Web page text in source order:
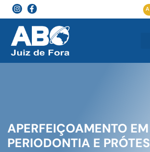
APERFEIÇOAMENTO EM
PERIODONTIA E